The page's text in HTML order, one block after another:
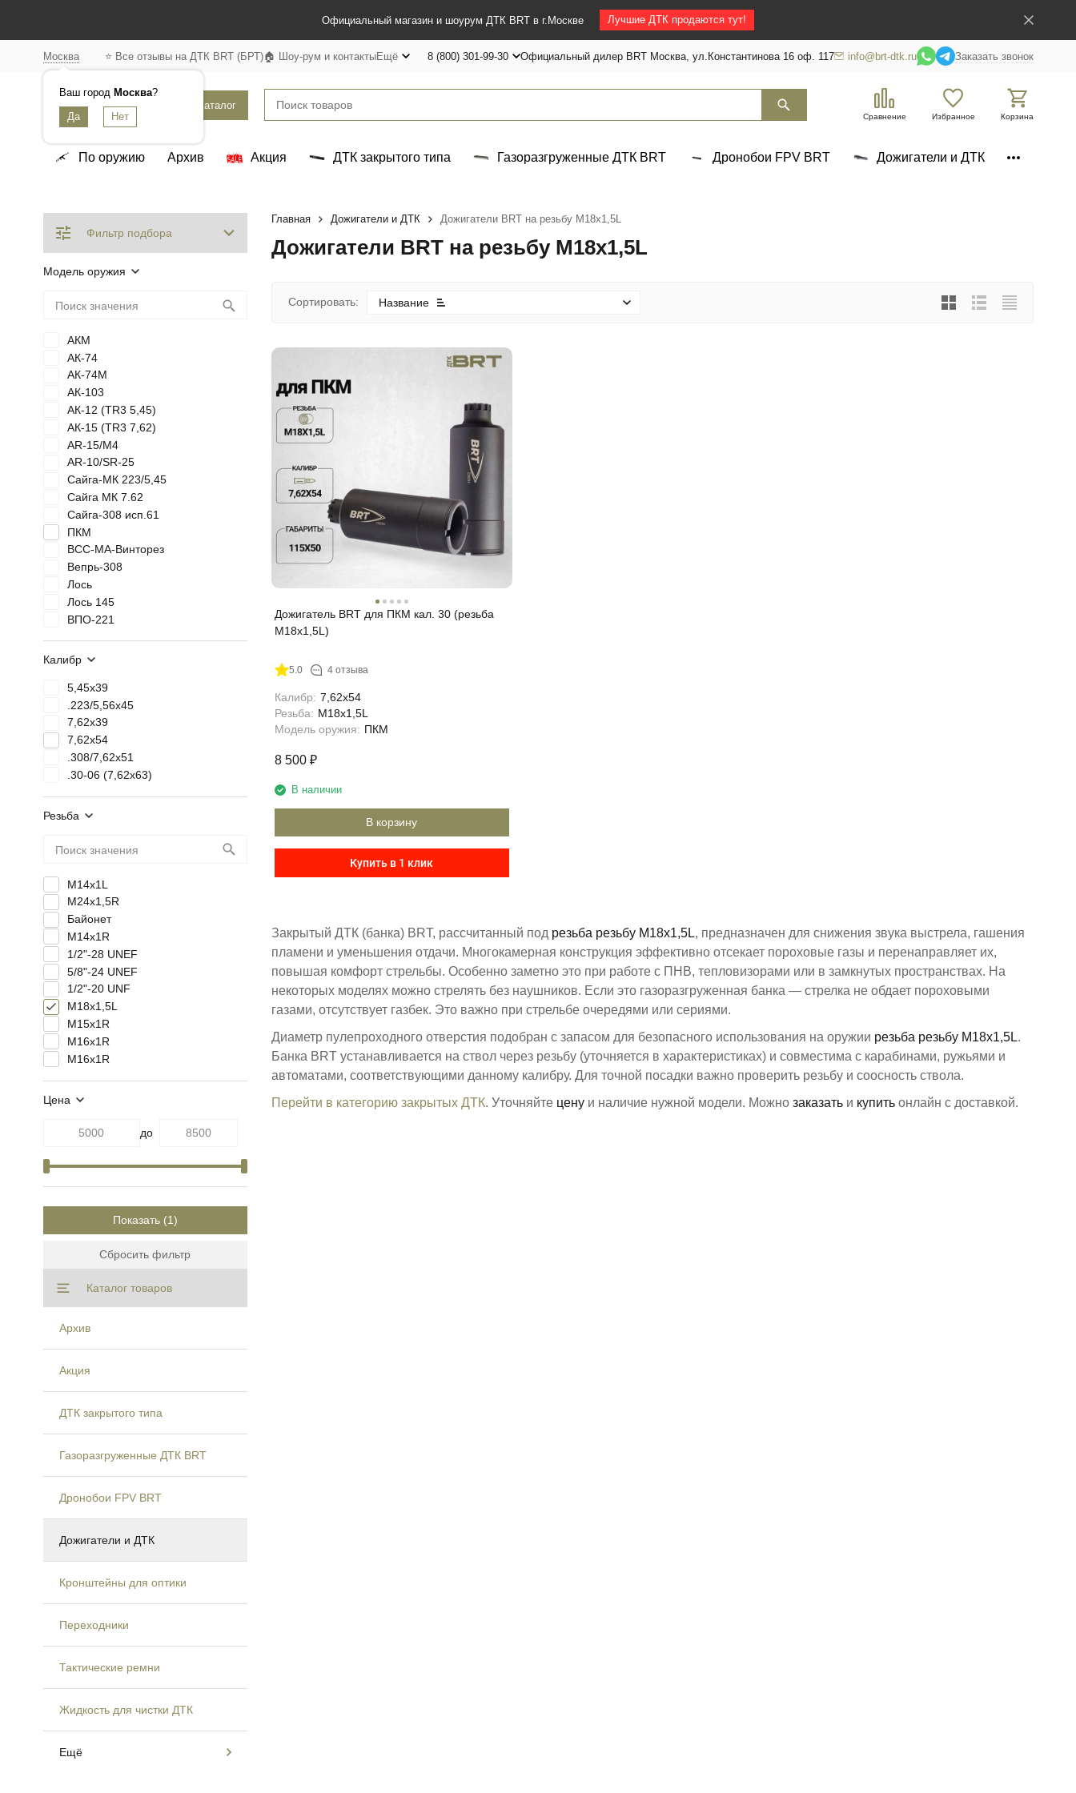
Официальный магазин и шоурум ДТК BRT в г.Москве Лучшие ДТК продаются тут!
Москва
Ваш город Москва?
⭐ Все отзывы на ДТК BRT (БРТ)🏠 Шоу-рум и контактыЕщё 8 (800) 301-99-30 Официальный дилер BRT Москва, ул.Константинова 16 оф. 117 info@brt-dtk.ru Заказать звонок
Каталог
Сравнение Избранное Корзина
По оружию Архив Акция ДТК закрытого типа Газоразгруженные ДТК BRT Дронобои FPV BRT Дожигатели и ДТК
Главная Дожигатели и ДТК Дожигатели BRT на резьбу М18х1,5L
Дожигатели BRT на резьбу М18х1,5L
Сортировать: Название
Дожигатель BRT для ПКМ кал. 30 (резьба
М18х1,5L)
5.0 4 отзыва
Калибр: 7,62x54
Резьба: М18х1,5L
Модель оружия: ПКМ
8 500 ₽
В наличии
В корзину
Купить в 1 клик
Закрытый ДТК (банка) BRT, рассчитанный под резьба ​резьбу М18х1,5L​, предназначен для снижения звука выстрела, гашения
пламени и уменьшения отдачи. Многокамерная конструкция эффективно отсекает пороховые газы и перенаправляет их,
повышая комфорт стрельбы. Особенно заметно это при работе с ПНВ, тепловизорами или в замкнутых пространствах. На
некоторых моделях можно стрелять без наушников. Если это газоразгруженная банка — стрелка не обдает пороховыми
газами, отсутствует газбек. Это важно при стрельбе очередями или сериями.
Диаметр пулепроходного отверстия подобран с запасом для безопасного использования на оружии резьба ​резьбу М18х1,5L​​.
Банкa BRT устанавливается на ствол через резьбу (уточняется в характеристиках) и совместима с карабинами, ружьями и
автоматами, соответствующими данному калибру. Для точной посадки важно проверить резьбу и соосность ствола.
Перейти в категорию закрытых ДТК. Уточняйте ценуи наличие нужной модели. Можно заказатьи купитьонлайн с доставкой.
Фильтр подбора
Модель оружия
АКМ
АК-74
АК-74М
АК-103
АК-12 (TR3 5,45)
АК-15 (TR3 7,62)
AR-15/М4
AR-10/SR-25
Сайга-МК 223/5,45
Сайга МК 7.62
Сайга-308 исп.61
ПКМ
ВСС-МА-Винторез
Вепрь-308
Лось
Лось 145
ВПО-221
ВПО-223
Калибр
5,45х39
.223/5,56x45
7,62x39
7,62x54
.308/7,62x51
.30-06 (7,62х63)
Резьба
M14x1L
M24х1,5R
Байонет
М14х1R
1/2"-28 UNEF
5/8"-24 UNEF
1/2"-20 UNF
М18х1,5L
М15х1R
М16х1R
M16x1R
Цена
до
Показать
Сбросить фильтр
Каталог товаров
Архив
Акция
ДТК закрытого типа
Газоразгруженные ДТК BRT
Дронобои FPV BRT
Дожигатели и ДТК
Кронштейны для оптики
Переходники
Тактические ремни
Жидкость для чистки ДТК
Ещё